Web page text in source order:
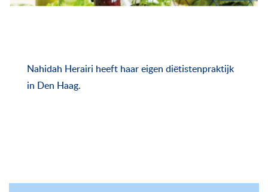
Nahidah Herairi heeft haar eigen diëtistenpraktijk
in Den Haag.